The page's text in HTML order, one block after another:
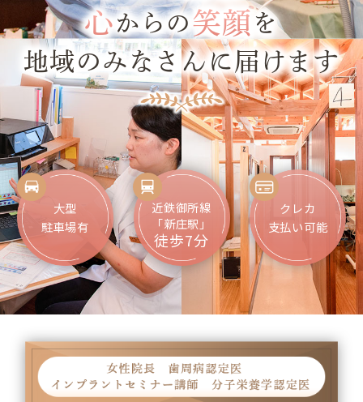
心からの 笑顔 を
地域のみなさんに届けます
大型
駐車場有
近鉄御所線
「新庄駅」
徒歩7分
クレカ
支払い可能